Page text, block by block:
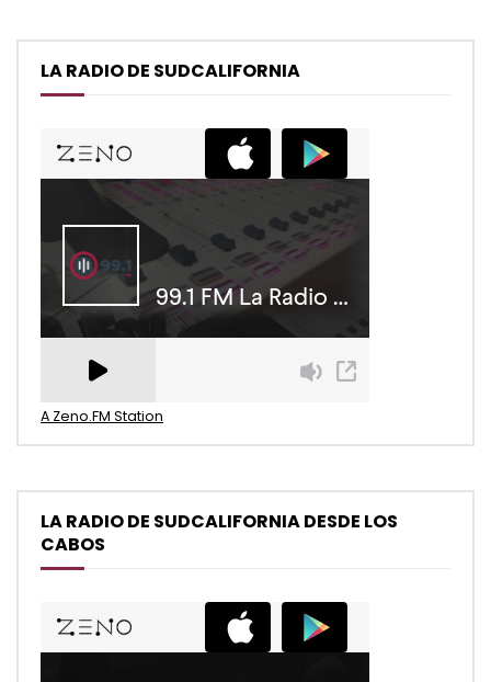
LA RADIO DE SUDCALIFORNIA
A Zeno.FM Station
LA RADIO DE SUDCALIFORNIA DESDE LOS
CABOS